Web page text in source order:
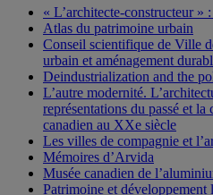
« L’architecte-constructeur »
Atlas du patrimoine urbain
Conseil scientifique de Ville
urbain et aménagement
Deindustrialization and the
L’autre modernité.
représentations du passé et
canadien au XXe siècle
Les villes de compagnie et
Mémoires d’Arvida
Musée canadien de
Patrimoine et